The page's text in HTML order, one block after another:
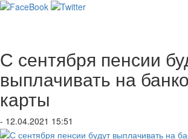
С сентября пенсии
выплачивать на
карты
- 12.04.2021 15:51